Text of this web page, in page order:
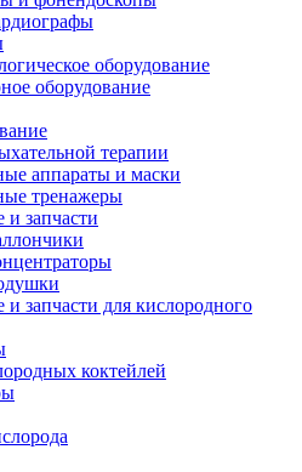
оборудование
оборудование
терапии
аппараты и маски
тренажеры
запчасти
запчасти для кислородного
коктейлей